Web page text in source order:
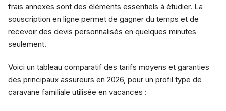
frais annexes sont des éléments essentiels à étudier. La
souscription en ligne permet de gagner du temps et de
recevoir des devis personnalisés en quelques minutes
seulement.
Voici un tableau comparatif des tarifs moyens et garanties
des principaux assureurs en 2026, pour un profil type de
caravane familiale utilisée en vacances :